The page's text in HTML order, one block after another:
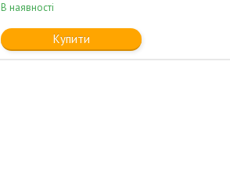
В наявності
Купити